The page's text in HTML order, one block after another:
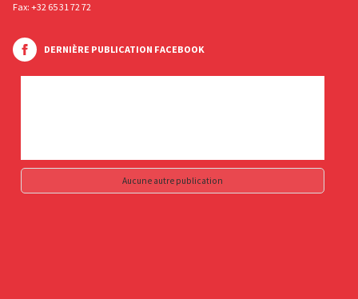
Fax: +32 65 31 72 72
DERNIÈRE PUBLICATION FACEBOOK
Aucune autre publication